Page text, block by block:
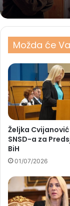
Možda će
Željka
SNSD-a za
BiH
01/07/2026